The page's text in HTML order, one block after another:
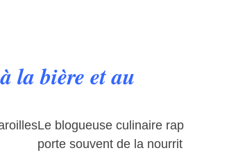
la bière et au
Le blogueuse culinaire rap
porte souvent de la nourrit